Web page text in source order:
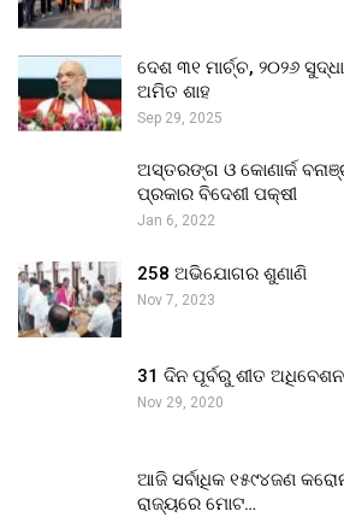
ଦେଶ ୩୧ ମାର୍ଚ୍ଚ, ୨୦୨୬
ଅମିତ ଶାହ
Sep 29, 2025
ଅସ୍ତରଙ୍ଗ ଓ କୋଣାର୍କ
ପ୍ରକାର ବିଦେଶୀ ପକ୍ଷୀ
Jan 6, 2022
258 ଅଭିଯୋଗର ଶୁଣାଣି
Nov 7, 2023
31 ଦିନ ପୂର୍ବରୁ ଶୀତ
Nov 29, 2020
ଆଜି ସର୍ବାଧିକ ୧୫୯୪ଜଣ
ରାଜ୍ୟରେ ମୋଟ…